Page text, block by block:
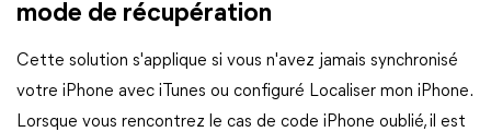
mode de récupération
Cette solution s'applique si vous n'avez jamais synchronisé
votre iPhone avec iTunes ou configuré Localiser mon iPhone.
Lorsque vous rencontrez le cas de code iPhone oublié, il est